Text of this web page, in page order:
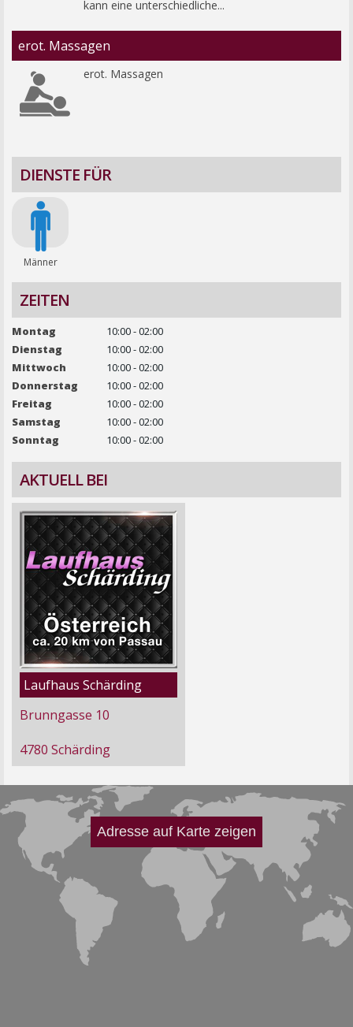
kann eine unterschiedliche...
erot. Massagen
erot. Massagen
DIENSTE FÜR
Männer
ZEITEN
Montag
10:00 - 02:00
Dienstag
10:00 - 02:00
Mittwoch
10:00 - 02:00
Donnerstag
10:00 - 02:00
Freitag
10:00 - 02:00
Samstag
10:00 - 02:00
Sonntag
10:00 - 02:00
AKTUELL BEI
Laufhaus Schärding
Brunngasse 10
4780 Schärding
Adresse auf Karte zeigen